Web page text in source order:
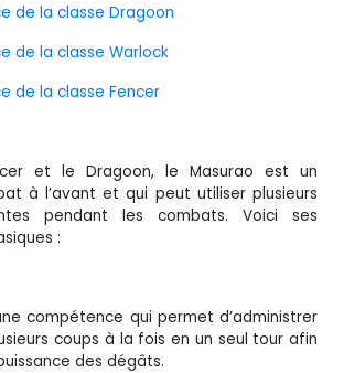
de la classe Dragoon
de la classe Warlock
de la classe Fencer
et le Dragoon, le Masurao est un
à l’avant et qui peut utiliser plusieurs
pendant les combats. Voici ses
:
compétence qui permet d’administrer
coups à la fois en un seul tour afin
des dégâts.